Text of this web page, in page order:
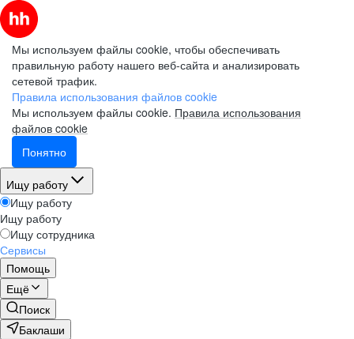
Мы используем файлы cookie, чтобы обеспечивать
правильную работу нашего веб-сайта и анализировать
сетевой трафик.
Правила использования файлов cookie
Мы используем файлы cookie. Правила использования
файлов cookie
Понятно
Ищу работу
Ищу работу
Ищу работу
Ищу сотрудника
Сервисы
Помощь
Ещё
Поиск
Баклаши